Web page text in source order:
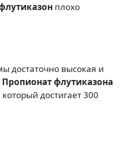
плохо
достаточно высокая и
Пропионат флутиказона
достигает 300